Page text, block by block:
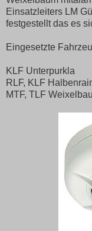
Einsatzleiters LM
festgestellt das es
Eingesetzte
KLF Unterpurkla
RLF, KLF
MTF, TLF